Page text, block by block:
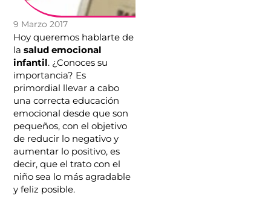
9 Marzo 2017
Hoy queremos hablarte de
lasalud emocional
infantil. ¿Conoces su
importancia? Es
primordial llevar a cabo
una correcta educación
emocional desde que son
pequeños, con el objetivo
de reducir lo negativo y
aumentar lo positivo, es
decir, que el trato con el
niño sea lo más agradable
y feliz posible.